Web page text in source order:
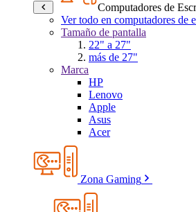
Computadores de
Ver todo en computadores de
Tamaño de pantalla
22" a 27"
más de 27"
Marca
HP
Lenovo
Apple
Asus
Acer
Zona Gaming